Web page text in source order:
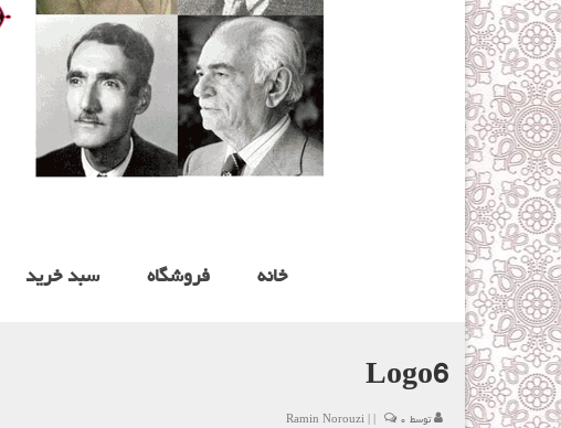
خانه فروشگاه سبد خرید
Logo6
توسط Ramin Norouzi ۰